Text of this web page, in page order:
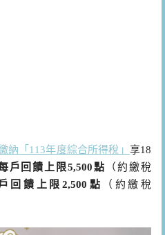
納「113年度綜合所得稅」 享18
戶回饋上限5,500點
（約繳稅
回饋上限2,500點
（約繳稅